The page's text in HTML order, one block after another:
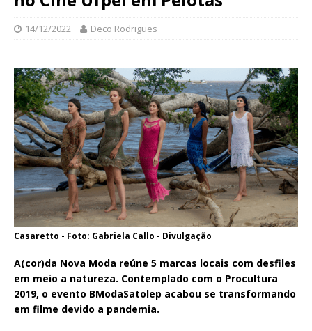
14/12/2022 Deco Rodrigues
Casaretto - Foto: Gabriela Callo - Divulgação
A(cor)da Nova Moda reúne 5 marcas locais com desfiles
em meio a natureza. Contemplado com o Procultura
2019, o evento BModaSatolep acabou se transformando
em filme devido a pandemia.